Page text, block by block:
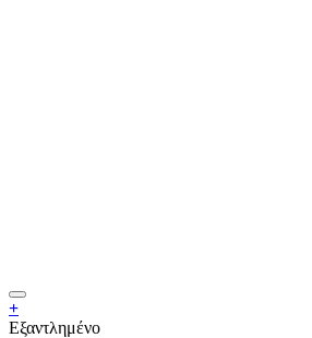
+
Εξαντλημένο